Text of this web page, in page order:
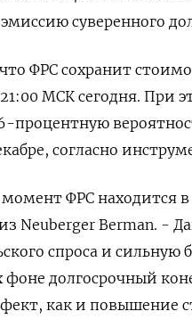
суверенного
ФРС сохранит
21:00 МСК сегодня.
процентную
согласно
ФРС находится
Neuberger Berman. -
спроса и
долгосрочный
как и повышение